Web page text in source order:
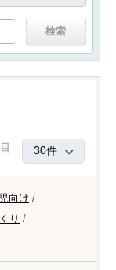
向け /
り /